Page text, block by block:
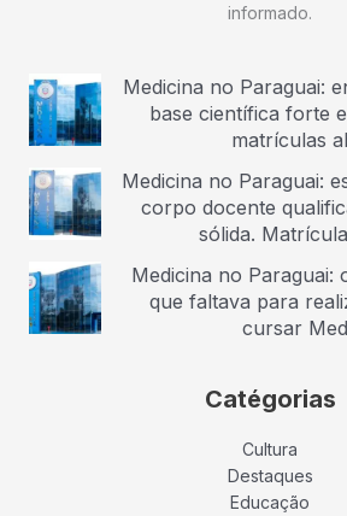
informado.
Medicina no Paraguai:
base científica forte
matrículas
Medicina no Paraguai:
corpo docente
sólida.
Medicina no Paraguai:
que faltava para
cursar
Catégorias
Cultura
Destaques
Educação